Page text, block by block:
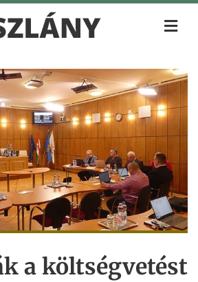
a költségvetést